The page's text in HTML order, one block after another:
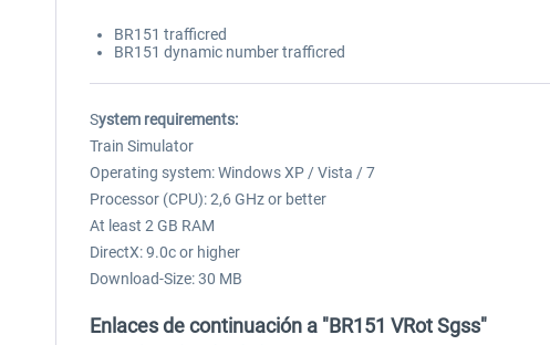
BR151 trafficred
BR151 dynamic number trafficred
System requirements:
Train Simulator
Operating system: Windows XP / Vista / 7
Processor (CPU): 2,6 GHz or better
At least 2 GB RAM
DirectX: 9.0c or higher
Download-Size: 30 MB
Enlaces de continuación a "BR151 VRot Sgss"